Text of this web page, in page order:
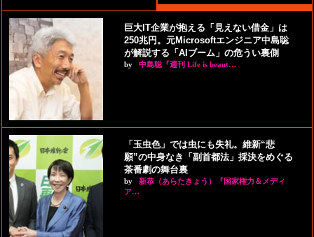
巨大IT企業が抱える「見えない借金」は
250兆円。元Microsoftエンジニア中島聡
が解説する「AIブーム」の危うい裏側
by 中島聡『週刊 Life is beaut…
「玉虫色」では虫にも失礼。維新“悲
願”の中身なき「副首都法」採決をめぐる
茶番劇の舞台裏
by
新恭（あらたきょう）『国家権力＆メディ
ア…